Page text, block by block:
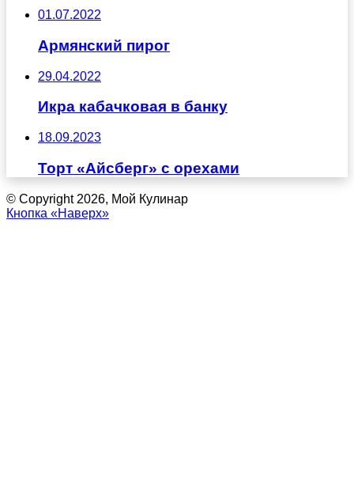
01.07.2022
Армянский пирог
29.04.2022
Икра кабачковая в банку
18.09.2023
Торт «Айсберг» с орехами
© Copyright 2026, Мой Кулинар
Кнопка «Наверх»